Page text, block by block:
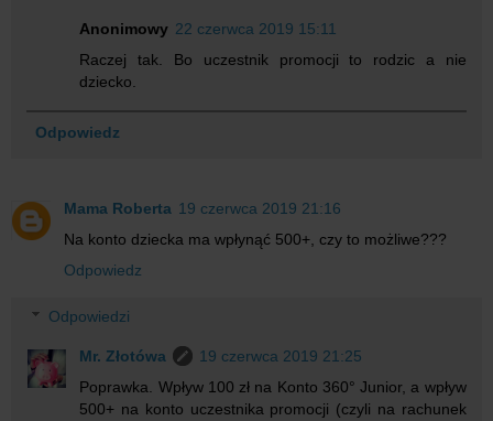
Anonimowy 22 czerwca 2019 15:11
Raczej tak. Bo uczestnik promocji to rodzic a nie
dziecko.
Odpowiedz
Mama Roberta 19 czerwca 2019 21:16
Na konto dziecka ma wpłynąć 500+, czy to możliwe???
Odpowiedz
Odpowiedzi
Mr. Złotówa
19 czerwca 2019 21:25
Poprawka. Wpływ 100 zł na Konto 360° Junior, a wpływ
500+ na konto uczestnika promocji (czyli na rachunek